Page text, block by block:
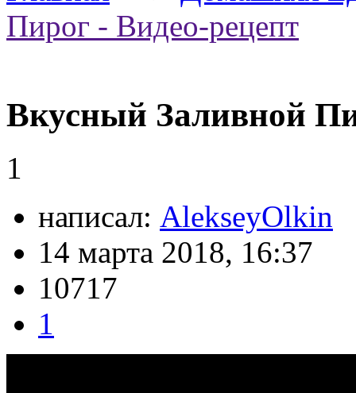
Пирог - Видео-рецепт
Вкусный Заливной
1
написал: AlekseyOlkin
14 марта 2018, 16:37
10717
1